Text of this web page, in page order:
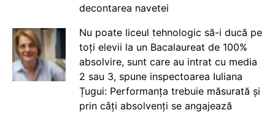
decontarea navetei
Nu poate liceul tehnologic să-i ducă pe
toți elevii la un Bacalaureat de 100%
absolvire, sunt care au intrat cu media
2 sau 3, spune inspectoarea Iuliana
Țugui: Performanța trebuie măsurată și
prin câți absolvenți se angajează